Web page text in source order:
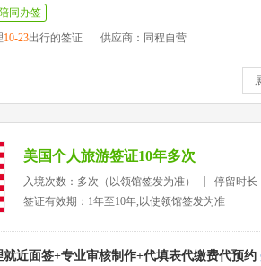
陪同办签
10-23出行的签证 供应商：同程自营
美国个人旅游签证10年多次
入境次数：多次（以领馆签发为准）
停留时长
签证有效期：1年至10年,以使领馆签发为准
就近面签+专业审核制作+代填表代缴费代预约